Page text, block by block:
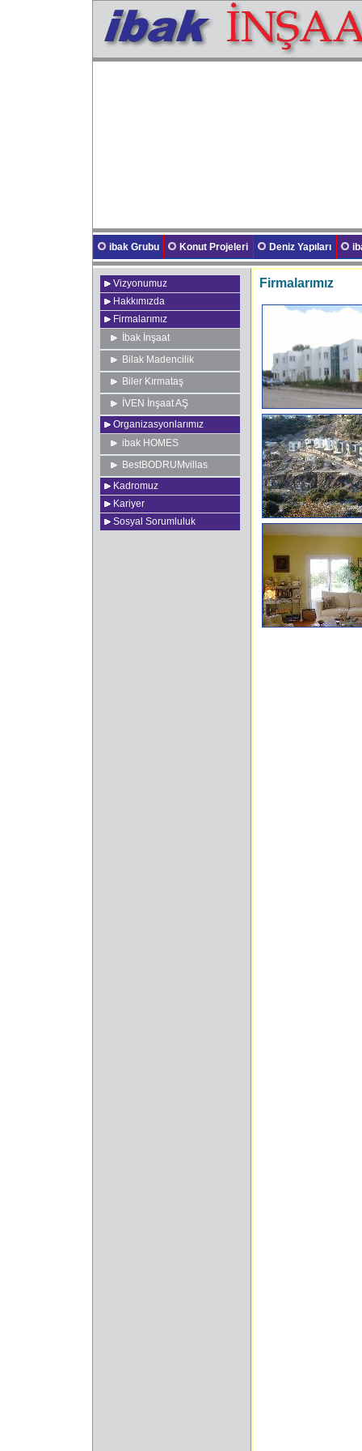
ibak Grubu Konut Projeleri Deniz Yapıları
Vizyonumuz
Hakkımızda
Firmalarımız
İbak İnşaat
Bilak Madencilik
Biler Kırmataş
İVEN İnşaat AŞ
Organizasyonlarımız
ibak HOMES
BestBODRUMvillas
Kadromuz
Kariyer
Sosyal Sorumluluk
Firmalarımız